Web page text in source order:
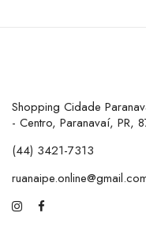
Shopping Cidade
- Centro, Paranavaí, PR,
(44) 3421-7313